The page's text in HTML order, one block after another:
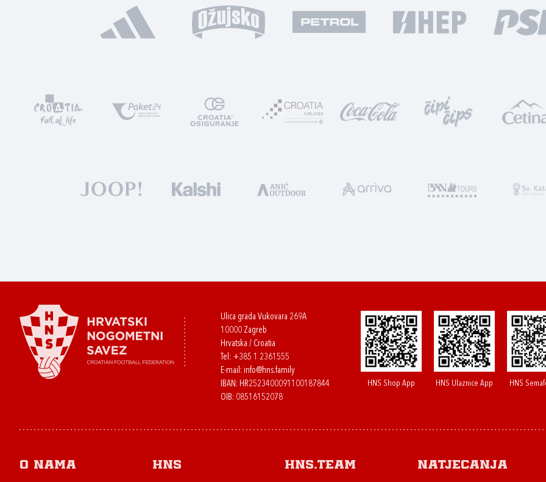
Ulica grada Vukovara 269A
10000 Zagreb
Hrvatska / Croatia
Tel: +385 1 2361555
E-mail: info@hns.family
IBAN: HR2523400091100187844
OIB: 08516152078
HNS Shop App HNS Ulaznice App HNS
O nama HNS HNS.team Natjecanja